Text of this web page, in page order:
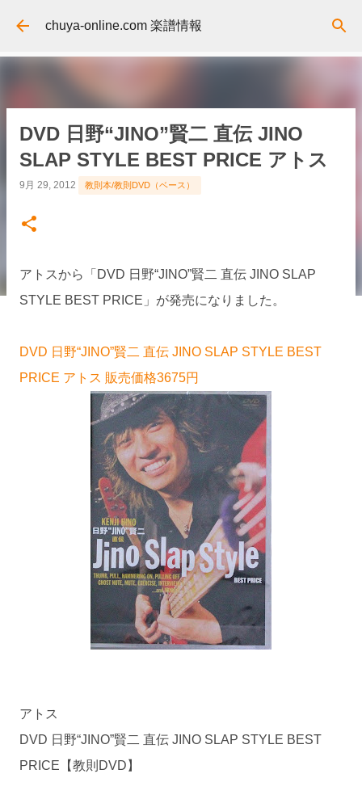
スキップしてメイン コンテンツに移動
chuya-online.com 楽譜情報
DVD 日野“JINO”賢二 直伝 JINO
SLAP STYLE BEST PRICE アトス
9月 29, 2012 教則本/教則DVD（ベース）
アトスから「DVD 日野“JINO”賢二 直伝 JINO SLAP
STYLE BEST PRICE」が発売になりました。
DVD 日野“JINO”賢二 直伝 JINO SLAP STYLE BEST
PRICE アトス 販売価格3675円
アトス
DVD 日野“JINO”賢二 直伝 JINO SLAP STYLE BEST
PRICE【教則DVD】